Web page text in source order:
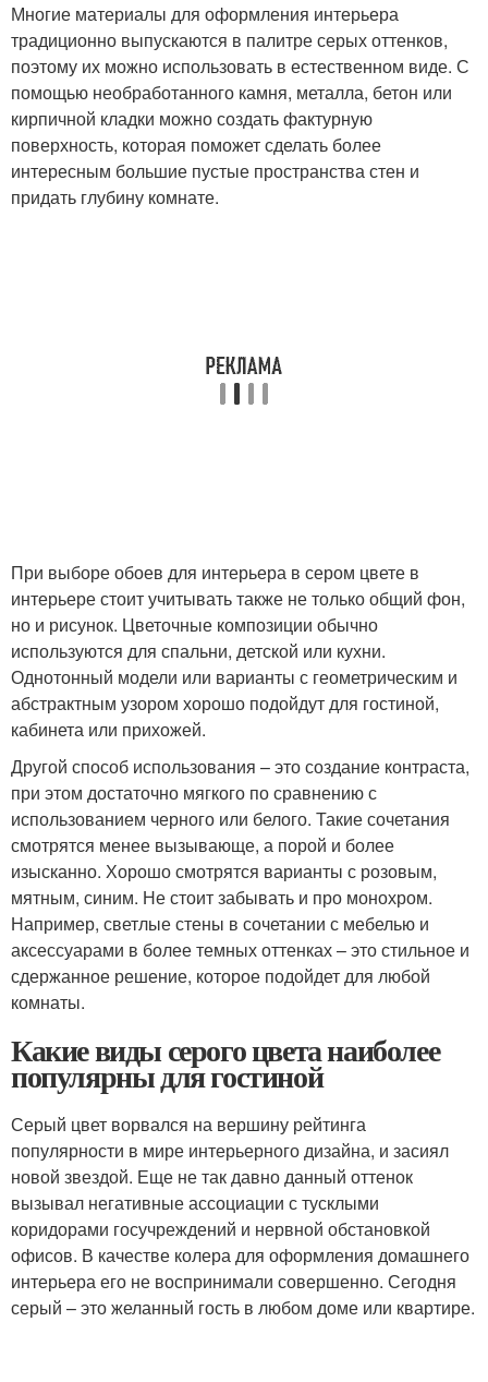
Многие материалы для оформления интерьера
традиционно выпускаются в палитре серых оттенков,
поэтому их можно использовать в естественном виде. С
помощью необработанного камня, металла, бетон или
кирпичной кладки можно создать фактурную
поверхность, которая поможет сделать более
интересным большие пустые пространства стен и
придать глубину комнате.
При выборе обоев для интерьера в сером цвете в
интерьере стоит учитывать также не только общий фон,
но и рисунок. Цветочные композиции обычно
используются для спальни, детской или кухни.
Однотонный модели или варианты с геометрическим и
абстрактным узором хорошо подойдут для гостиной,
кабинета или прихожей.
Другой способ использования – это создание контраста,
при этом достаточно мягкого по сравнению с
использованием черного или белого. Такие сочетания
смотрятся менее вызывающе, а порой и более
изысканно. Хорошо смотрятся варианты с розовым,
мятным, синим. Не стоит забывать и про монохром.
Например, светлые стены в сочетании с мебелью и
аксессуарами в более темных оттенках – это стильное и
сдержанное решение, которое подойдет для любой
комнаты.
Какие виды серого цвета наиболее
популярны для гостиной
Серый цвет ворвался на вершину рейтинга
популярности в мире интерьерного дизайна, и засиял
новой звездой. Еще не так давно данный оттенок
вызывал негативные ассоциации с тусклыми
коридорами госучреждений и нервной обстановкой
офисов. В качестве колера для оформления домашнего
интерьера его не воспринимали совершенно. Сегодня
серый – это желанный гость в любом доме или квартире.